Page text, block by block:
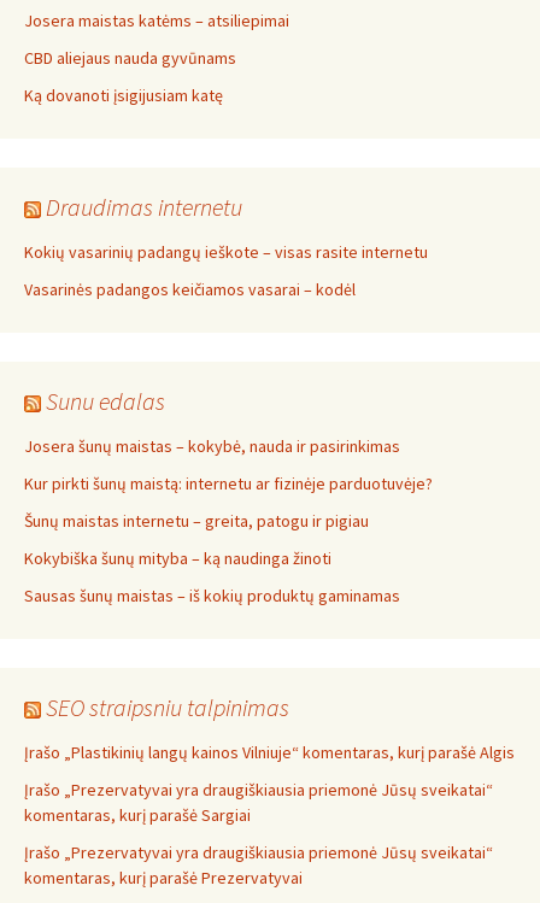
Josera maistas katėms – atsiliepimai
CBD aliejaus nauda gyvūnams
Ką dovanoti įsigijusiam katę
Draudimas internetu
Kokių vasarinių padangų ieškote – visas rasite internetu
Vasarinės padangos keičiamos vasarai – kodėl
Sunu edalas
Josera šunų maistas – kokybė, nauda ir pasirinkimas
Kur pirkti šunų maistą: internetu ar fizinėje parduotuvėje?
Šunų maistas internetu – greita, patogu ir pigiau
Kokybiška šunų mityba – ką naudinga žinoti
Sausas šunų maistas – iš kokių produktų gaminamas
SEO straipsniu talpinimas
Įrašo „Plastikinių langų kainos Vilniuje“ komentaras, kurį parašė Algis
Įrašo „Prezervatyvai yra draugiškiausia priemonė Jūsų sveikatai“
komentaras, kurį parašė Sargiai
Įrašo „Prezervatyvai yra draugiškiausia priemonė Jūsų sveikatai“
komentaras, kurį parašė Prezervatyvai